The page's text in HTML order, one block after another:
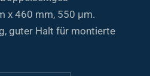
x 460 mm, 550 µm.
guter Halt für montierte